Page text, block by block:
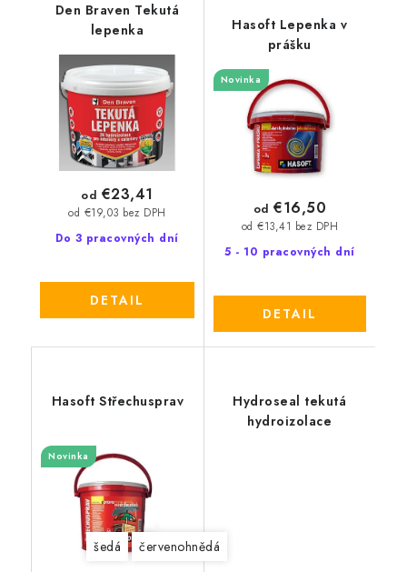
Den Braven Tekutá
lepenka
Do 3 pracovných dní
od €19,03 bez DPH
od €23,41
DETAIL
Hasoft Lepenka v
prášku
Novinka
5 - 10 pracovných dní
od €13,41 bez DPH
od €16,50
DETAIL
Hasoft Střechusprav
Novinka
šedá červenohnědá
Hydroseal tekutá
hydroizolace